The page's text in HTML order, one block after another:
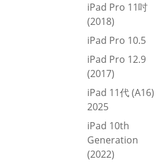
iPad Pro 11吋
(2018)
iPad Pro 10.5
iPad Pro 12.9
(2017)
iPad 11代 (A16)
2025
iPad 10th
Generation
(2022)